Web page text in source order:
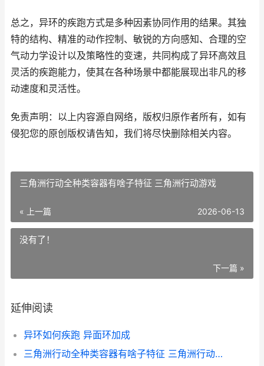
总之，异环的疾跑方式是多种因素协同作用的结果。其独
特的结构、精准的动作控制、敏锐的方向感知、合理的空
气动力学设计以及策略性的变速，共同构成了异环高效且
灵活的疾跑能力，使其在各种场景中都能展现出非凡的移
动速度和灵活性。
免责声明：以上内容源自网络，版权归原作者所有，如有
侵犯您的原创版权请告知，我们将尽快删除相关内容。
三角洲行动全种类容器有啥子特征 三角洲行动游戏
« 上一篇 2026-06-13
没有了！
下一篇 »
延伸阅读
异环如何疾跑 异面环加成
三角洲行动全种类容器有啥子特征 三角洲行动游戏